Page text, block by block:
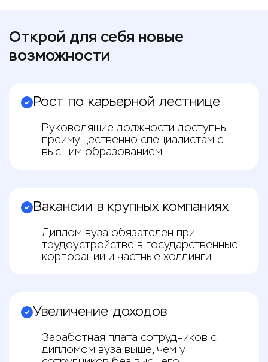
Открой для себя новые
возможности
Рост по карьерной лестнице
Руководящие должности доступны
преимущественно специалистам с
высшим образованием
Вакансии в крупных компаниях
Диплом вуза обязателен при
трудоустройстве в государственные
корпорации и частные холдинги
Увеличение доходов
Заработная плата сотрудников с
дипломом вуза выше, чем у